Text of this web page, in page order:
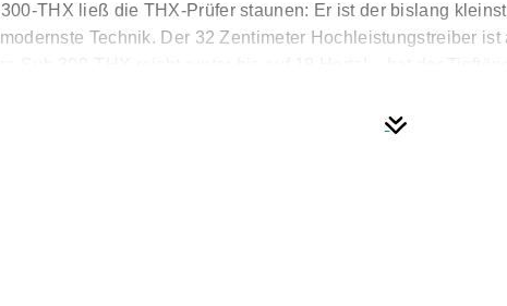
THX ließ die THX-Prüfer staunen: Er ist der bislang
Technik. Der 32 Zentimeter Hochleistungstreiber